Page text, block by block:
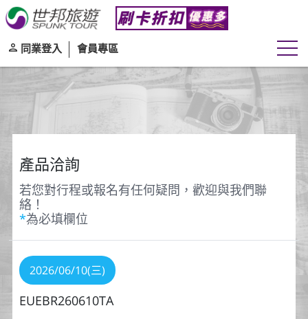
同業登入 會員專區
產品洽詢
若您對行程或報名有任何疑問，歡迎與我們聯
絡！
*為必填欄位
2026/06/10(三)
EUEBR260610TA